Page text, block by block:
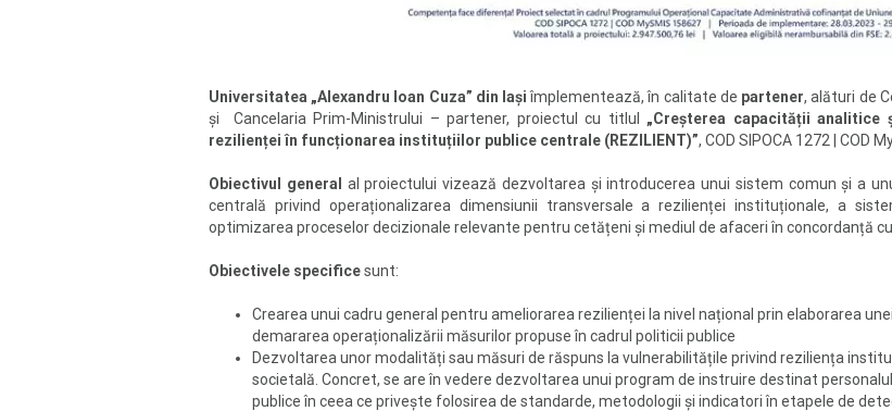
Universitatea „Alexandru Ioan Cuza” din Iașiîmplementează, în calitate de partener, alături de
și Cancelaria Prim-Ministrului – partener, proiectul cu titlul „Creșterea capacității analitice
rezilienței în funcționarea instituțiilor publice centrale (REZILIENT)”, COD SIPOCA 1272 | COD
Obiectivul general al proiectului vizează dezvoltarea și introducerea unui sistem comun și a
centrală privind operaționalizarea dimensiunii transversale a rezilienței instituționale, a
optimizarea proceselor decizionale relevante pentru cetățeni și mediul de afaceri în concordanță cu
Obiectivele specificesunt:
Crearea unui cadru general pentru ameliorarea rezilienței la nivel național prin elaborarea
demararea operaționalizării măsurilor propuse în cadrul politicii publice
Dezvoltarea unor modalități sau măsuri de răspuns la vulnerabilitățile privind reziliența
societală. Concret, se are în vedere dezvoltarea unui program de instruire destinat
publice în ceea ce privește folosirea de standarde, metodologii și indicatori în etapele de